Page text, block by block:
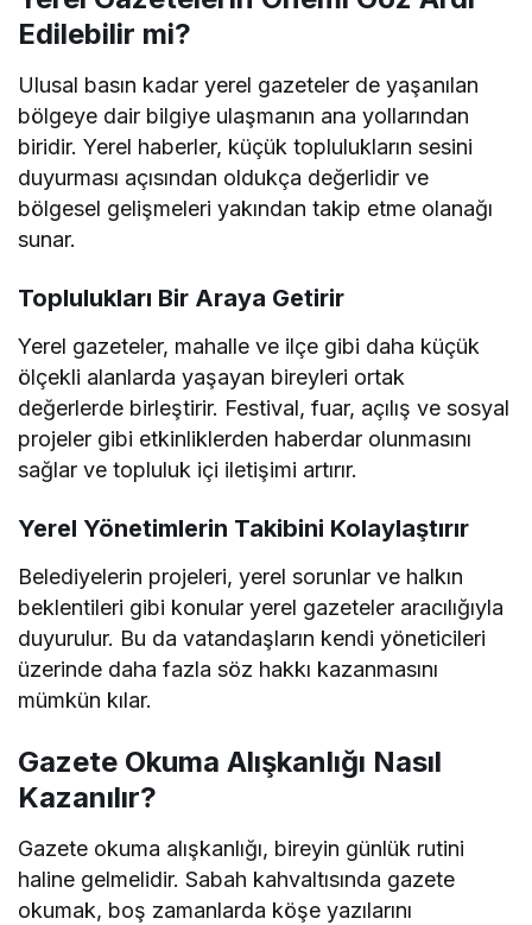
Edilebilir mi?
Ulusal basın kadar yerel gazeteler de yaşanılan
bölgeye dair bilgiye ulaşmanın ana yollarından
biridir. Yerel haberler, küçük toplulukların sesini
duyurması açısından oldukça değerlidir ve
bölgesel gelişmeleri yakından takip etme olanağı
sunar.
Toplulukları Bir Araya Getirir
Yerel gazeteler, mahalle ve ilçe gibi daha küçük
ölçekli alanlarda yaşayan bireyleri ortak
değerlerde birleştirir. Festival, fuar, açılış ve sosyal
projeler gibi etkinliklerden haberdar olunmasını
sağlar ve topluluk içi iletişimi artırır.
Yerel Yönetimlerin Takibini Kolaylaştırır
Belediyelerin projeleri, yerel sorunlar ve halkın
beklentileri gibi konular yerel gazeteler aracılığıyla
duyurulur. Bu da vatandaşların kendi yöneticileri
üzerinde daha fazla söz hakkı kazanmasını
mümkün kılar.
Gazete Okuma Alışkanlığı Nasıl
Kazanılır?
Gazete okuma alışkanlığı, bireyin günlük rutini
haline gelmelidir. Sabah kahvaltısında gazete
okumak, boş zamanlarda köşe yazılarını